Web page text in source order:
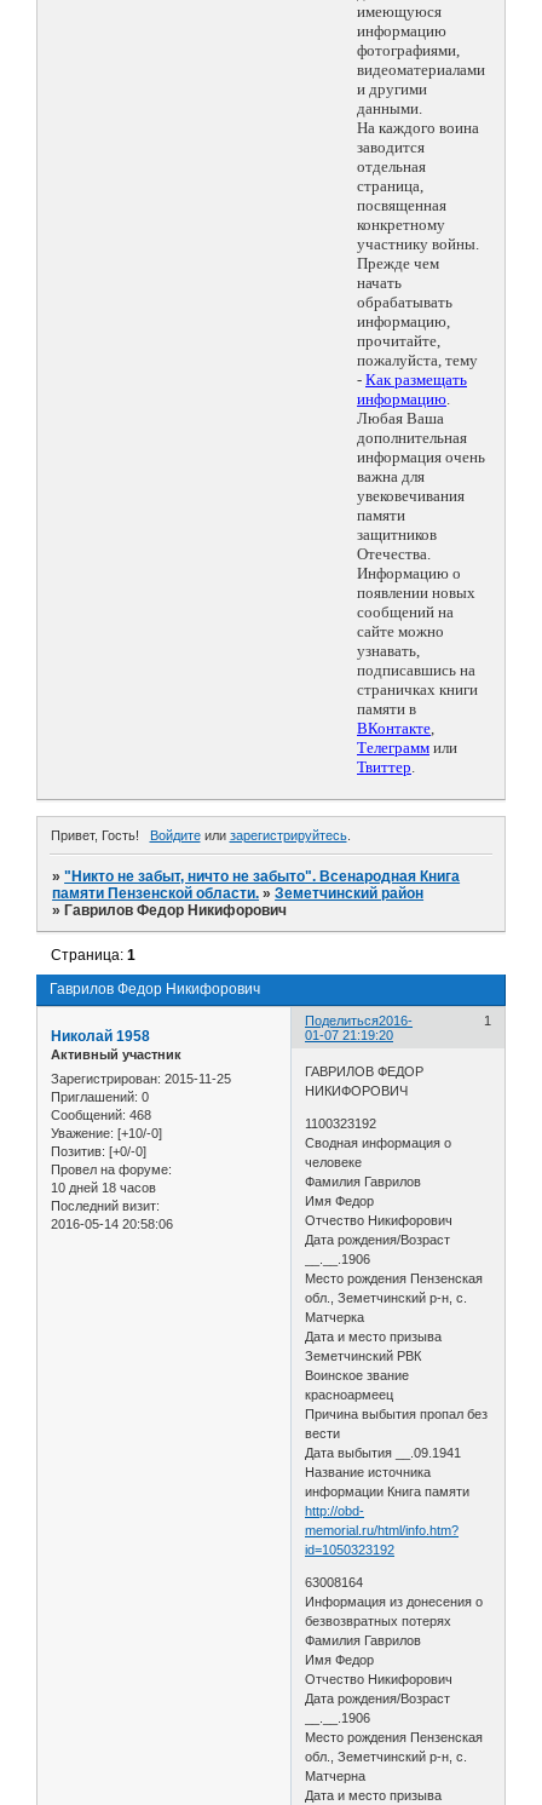
имеющуюся
информацию
фотографиями,
видеоматериалами
и другими
данными.
На каждого воина
заводится
отдельная
страница,
посвященная
конкретному
участнику войны.
Прежде чем
начать
обрабатывать
информацию,
прочитайте,
пожалуйста, тему
- Как размещать
информацию.
Любая Ваша
дополнительная
информация очень
важна для
увековечивания
памяти
защитников
Отечества.
Информацию о
появлении новых
сообщений на
сайте можно
узнавать,
подписавшись на
страничках книги
памяти в
ВКонтакте,
Телеграмм или
Твиттер.
Привет, Гость! Войдитеили зарегистрируйтесь.
»"Никто не забыт, ничто не забыто". Всенародная Книга
памяти Пензенской области. »Земетчинский район
» Гаврилов Федор Никифорович
Гаврилов Федор Никифорович
Страница:1
Поделиться 1
2016-
01-07 21:19:20
Николай 1958
Активный участник
Зарегистрирован: 2015-11-25
Приглашений: 0
Сообщений: 468
Уважение: [+10/-0]
Позитив: [+0/-0]
Провел на форуме:
10 дней 18 часов
Последний визит:
2016-05-14 20:58:06
ГАВРИЛОВ ФЕДОР
НИКИФОРОВИЧ
1100323192
Сводная информация о
человеке
Фамилия Гаврилов
Имя Федор
Отчество Никифорович
Дата рождения/Возраст
__.__.1906
Место рождения Пензенская
обл., Земетчинский р-н, с.
Матчерка
Дата и место призыва
Земетчинский РВК
Воинское звание
красноармеец
Причина выбытия пропал без
вести
Дата выбытия __.09.1941
Название источника
информации Книга памяти
http://obd-
memorial.ru/html/info.htm?
id=1050323192
63008164
Информация из донесения о
безвозвратных потерях
Фамилия Гаврилов
Имя Федор
Отчество Никифорович
Дата рождения/Возраст
__.__.1906
Место рождения Пензенская
обл., Земетчинский р-н, с.
Матчерна
Дата и место призыва